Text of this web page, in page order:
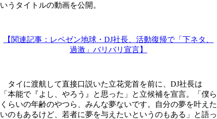
いうタイトルの動画を公開。
【関連記事：レペゼン地球・DJ社長、活動復帰で「下ネタ、
過激」バリバリ宣言】
タイに渡航して直接口説いた立花党首を前に、DJ社長は
「本能で『よし、やろう』と思った」と立候補を宣言。「僕ら
くらいの年齢のやつら、みんな夢ないです。自分の夢を叶えた
いのもあるけど、若者に夢を与えたいというのもある」と語っ